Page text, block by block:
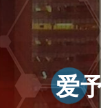
爱